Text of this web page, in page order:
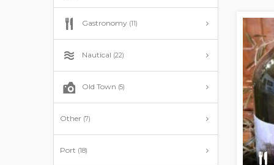
Gastronomy (11)
Nautical (22)
Old Town (5)
Other (7)
Port (18)